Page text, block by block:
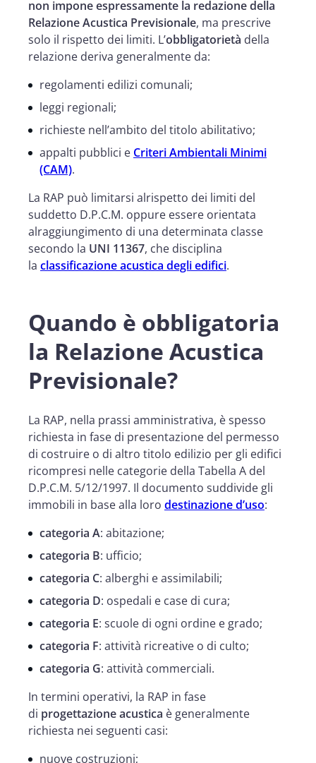
non impone espressamente la redazione della
Relazione Acustica Previsionale, ma prescrive
solo il rispetto dei limiti. L’obbligatorietà della
relazione deriva generalmente da:
regolamenti edilizi comunali;
leggi regionali;
richieste nell’ambito del titolo abilitativo;
appalti pubblici e Criteri Ambientali Minimi
(CAM).
La RAP può limitarsi alrispetto dei limiti del
suddetto D.P.C.M. oppure essere orientata
alraggiungimento di una determinata classe
secondo la UNI 11367, che disciplina
la classificazione acustica degli edifici.
Quando è obbligatoria
la Relazione Acustica
Previsionale?
La RAP, nella prassi amministrativa, è spesso
richiesta in fase di presentazione del permesso
di costruire o di altro titolo edilizio per gli edifici
ricompresi nelle categorie della Tabella A del
D.P.C.M. 5/12/1997. Il documento suddivide gli
immobili in base alla loro destinazione d’uso:
categoria A: abitazione;
categoria B: ufficio;
categoria C: alberghi e assimilabili;
categoria D: ospedali e case di cura;
categoria E: scuole di ogni ordine e grado;
categoria F: attività ricreative o di culto;
categoria G: attività commerciali.
In termini operativi, la RAP in fase
di progettazione acustica è generalmente
richiesta nei seguenti casi:
nuove costruzioni;